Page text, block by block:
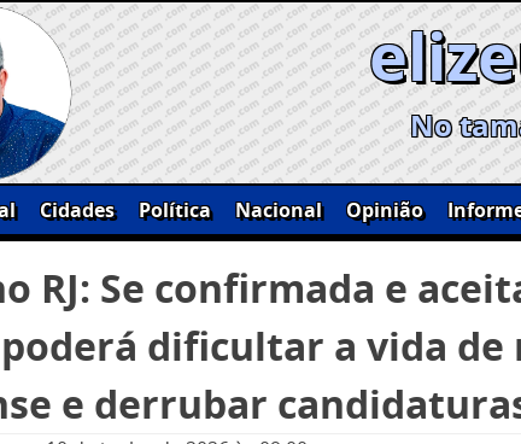
No
Cidades Política Nacional Opinião
RJ: Se confirmada e
dificultar a vida
e derrubar